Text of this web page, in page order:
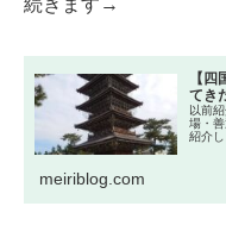
続きます→
【
てき
以前
場・
紹介し
meiriblog.com